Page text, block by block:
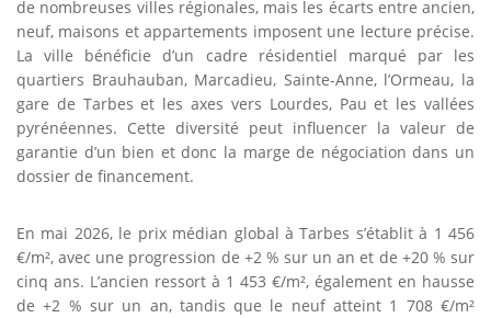
de nombreuses villes régionales, mais les écarts entre ancien,
neuf, maisons et appartements imposent une lecture précise.
La ville bénéficie d’un cadre résidentiel marqué par les
quartiers Brauhauban, Marcadieu, Sainte-Anne, l’Ormeau, la
gare de Tarbes et les axes vers Lourdes, Pau et les vallées
pyrénéennes. Cette diversité peut influencer la valeur de
garantie d’un bien et donc la marge de négociation dans un
dossier de financement.
En mai 2026, le prix médian global à Tarbes s’établit à 1 456
€/m², avec une progression de +2 % sur un an et de +20 % sur
cinq ans. L’ancien ressort à 1 453 €/m², également en hausse
de +2 % sur un an, tandis que le neuf atteint 1 708 €/m²